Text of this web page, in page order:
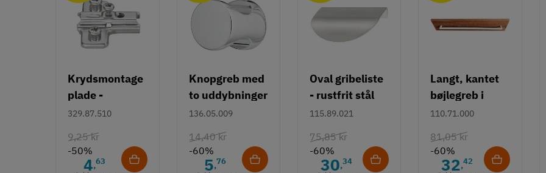
Eloxeret
Hulafstand
128 mm
224 mm
288 mm
352 mm
Farve
Sølvfarvet
Krydsmontage
plade -
Duomatic SL -
329.87.510
9,25 kr
-50%
4,63
Knopgreb med
to uddybninger
- rustfrit stål
136.05.009
14,40 kr
-60%
5,76
Oval gribeliste
- rustfrit stål
115.89.021
75,85 kr
-60%
30,34
Langt, kantet
bøjlegreb i
rustfrit stål m/
- 490 mm
110.71.000
81,05 kr
-60%
32,42